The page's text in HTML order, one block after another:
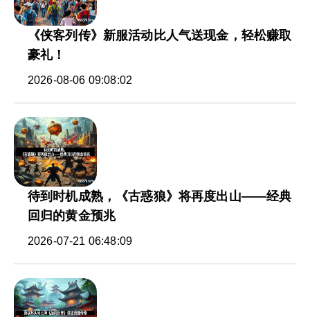
《侠客列传》新服活动比人气送现金，轻松赚取
豪礼！
2026-08-06 09:08:02
待到时机成熟，《古惑狼》将再度出山——经典
回归的黄金预兆
2026-07-21 06:48:09